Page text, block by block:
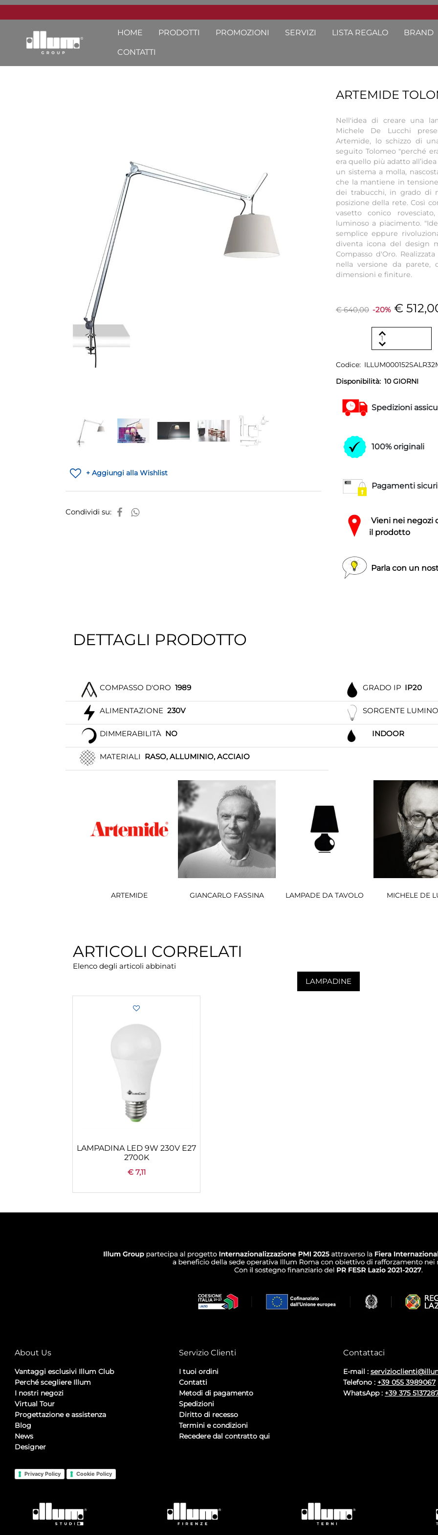
HOME PRODOTTI PROMOZIONI SERVIZI LISTA REGALO BRAND
CONTATTI
+ Aggiungi alla Wishlist
Condividi su:
ARTEMIDE
Nell'idea di creare una
Michele De Lucchi
Artemide, lo schizzo di
seguito Tolomeo "perché
era quello più adatto
un sistema a molla,
che la mantiene in
dei trabucchi, in grado di
posizione della rete. Così
vasetto conico
luminoso a piacimento.
semplice eppure
diventa icona del design
Compasso d'Oro.
nella versione da parete,
dimensioni e finiture.
€ 640,00 -20% €
Codice:
Disponibilità: 10 GIORNI
Spedizioni
100% originali
Pagamenti sicuri
Vieni nei negozi
il prodotto
Parla con un
DETTAGLI PRODOTTO
COMPASSO D'ORO 1989
ALIMENTAZIONE 230V
DIMMERABILITÀ NO
MATERIALI RASO, ALLUMINIO, ACCIAIO
GRADO IP IP20
SORGENTE
INDOOR
ARTEMIDE GIANCARLO FASSINA LAMPADE DA TAVOLO MICHELE DE
ARTICOLI CORRELATI
Elenco degli articoli abbinati
LAMPADINE
Quantità
LAMPADINA LED 9W 230V E27
2700K
€ 7,11
About Us
Vantaggi esclusivi Illum Club
Perché scegliere Illum
I nostri negozi
Virtual Tour
Progettazione e assistenza
Blog
News
Designer
Privacy Policy Cookie Policy
Servizio Clienti
I tuoi ordini
Contatti
Metodi di pagamento
Spedizioni
Diritto di recesso
Termini e condizioni
Recedere dal contratto qui
Contattaci
E-mail :
Telefono : +39 055 3989067
WhatsApp : +39 375